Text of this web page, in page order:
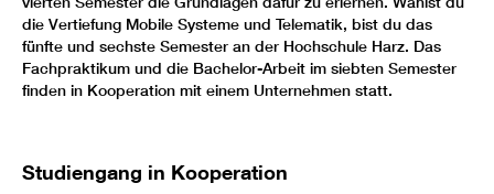
die Vertiefung Mobile Systeme und Telematik, bist du das
fünfte und sechste Semester an der Hochschule Harz. Das
Fachpraktikum und die Bachelor-Arbeit im siebten Semester
finden in Kooperation mit einem Unternehmen statt.
Studiengang in Kooperation